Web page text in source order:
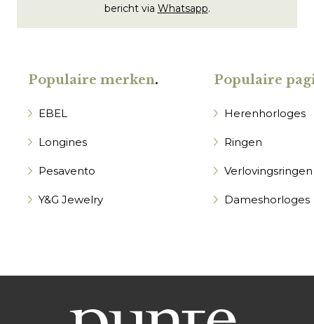
bericht via Whatsapp.
Populaire merken.
EBEL
Longines
Pesavento
Y&G Jewelry
Populaire
Herenhorloges
Ringen
Verlovingsringen
Dameshorloges